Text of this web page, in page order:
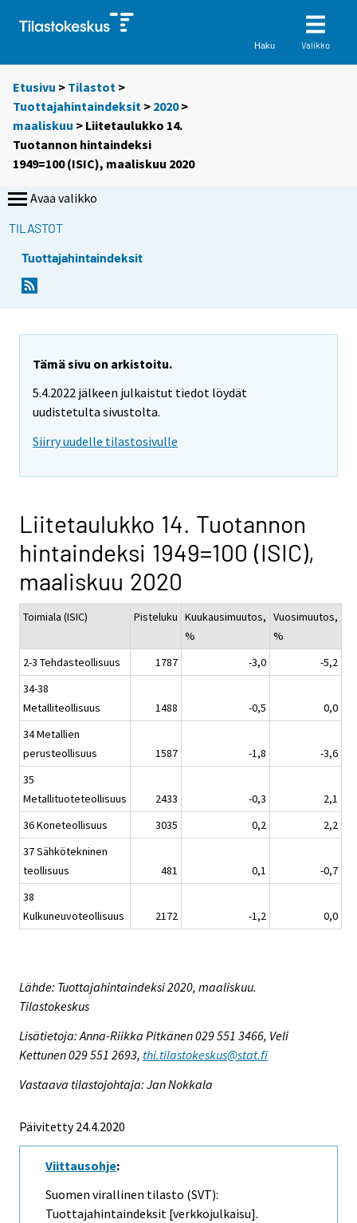
Haku Valikko
Etusivu > Tilastot >
Tuottajahintaindeksit > 2020>
maaliskuu > Liitetaulukko 14.
Tuotannon hintaindeksi
1949=100 (ISIC), maaliskuu 2020
Avaa valikko
TILASTOT
Tuottajahintaindeksit
Tämä sivu on arkistoitu.
5.4.2022 jälkeen julkaistut tiedot löydät
uudistetulta sivustolta.
Siirry uudelle tilastosivulle
Liitetaulukko 14. Tuotannon
hintaindeksi 1949=100 (ISIC),
maaliskuu 2020
Toimiala (ISIC) Pisteluku Kuukausimuutos,
%
Vuosimuutos,
%
2-3 Tehdasteollisuus
1787 -3,0
-5,2
34-38
Metalliteollisuus
1488 -0,5
0,0
34 Metallien
perusteollisuus
1587 -1,8
-3,6
35
Metallituoteteollisuus
2433 -0,3
2,1
36 Koneteollisuus
3035 0,2
2,2
37 Sähkötekninen
teollisuus
481 0,1
-0,7
38
Kulkuneuvoteollisuus
2172 -1,2 0,0
Lähde: Tuottajahintaindeksi 2020, maaliskuu.
Tilastokeskus
Lisätietoja: Anna-Riikka Pitkänen 029 551 3466, Veli
Kettunen 029 551 2693, thi.tilastokeskus@stat.fi
Vastaava tilastojohtaja: Jan Nokkala
Päivitetty 24.4.2020
Viittausohje:
Suomen virallinen tilasto (SVT):
Tuottajahintaindeksit [verkkojulkaisu].